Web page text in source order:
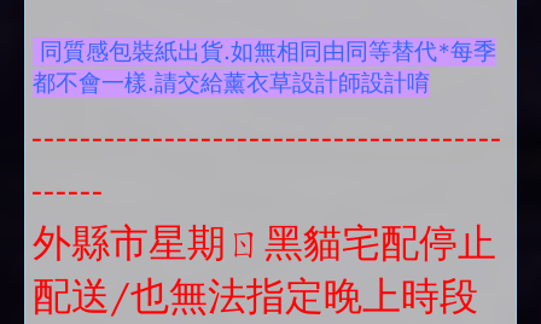
同質感包裝紙出貨.如無相同由同等替代*每季
都不會一樣.請交給薰衣草設計師設計唷
---------------------------------------
------
外縣市星期ㄖ黑貓宅配停止
配送/也無法指定晚上時段